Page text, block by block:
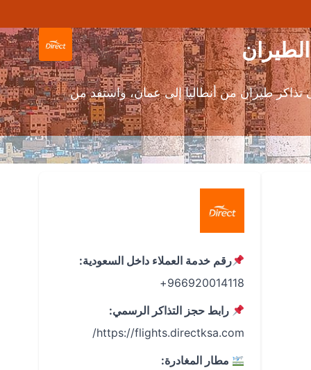
طيران من أنطاليا إلى عمان، واستفد من
رقم خدمة العملاء داخل السعودية:
966920014118+
رابط حجز التذاكر الرسمي:
https://flights.directksa.com/
مطار المغادرة: